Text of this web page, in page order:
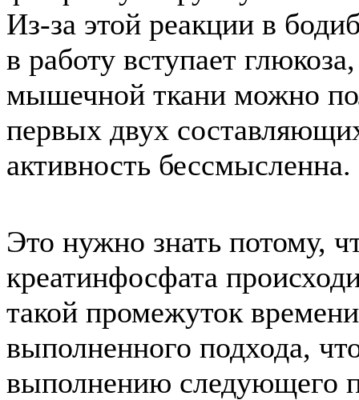
Из-за этой реакции в
в работу вступает
мышечной ткани можно
первых двух
активность бессмысленна.
Это нужно знать потому,
креатинфосфата
такой промежуток
выполненного подхода,
выполнению следующего